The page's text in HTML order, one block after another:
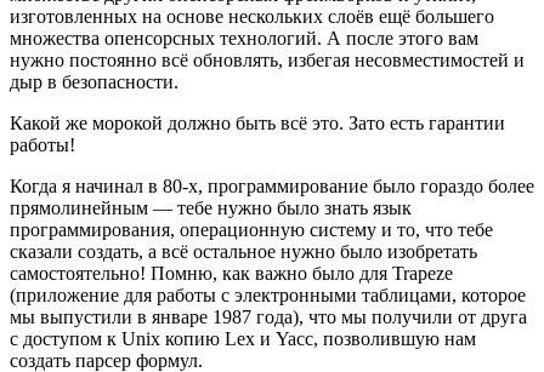
изготовленных на основе нескольких слоёв ещё большего
множества опенсорсных технологий. А после этого вам
нужно постоянно всё обновлять, избегая несовместимостей и
дыр в безопасности.
Какой же морокой должно быть всё это. Зато есть гарантии
работы!
Когда я начинал в 80-х, программирование было гораздо более
прямолинейным — тебе нужно было знать язык
программирования, операционную систему и то, что тебе
сказали создать, а всё остальное нужно было изобретать
самостоятельно! Помню, как важно было для Trapeze
(приложение для работы с электронными таблицами, которое
мы выпустили в январе 1987 года), что мы получили от друга
с доступом к Unix копию Lex и Yacc, позволившую нам
создать парсер формул.